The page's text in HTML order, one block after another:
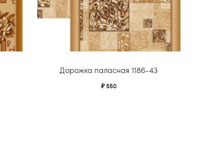
Дорожка паласная 1186-43
₽550